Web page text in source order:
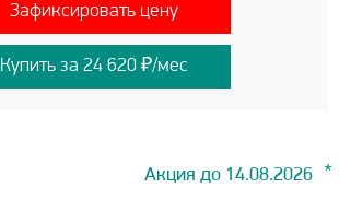
Зафиксировать цену
Купить за 24 620 ₽/мес
Акция до 14.08.2026